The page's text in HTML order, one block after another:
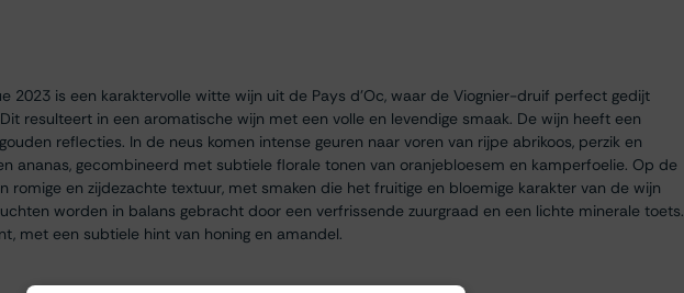
2023 is een karaktervolle witte wijn uit de Pays d'Oc, waar de Viognier-druif perfect gedijt
resulteert in een aromatische wijn met een volle en levendige smaak. De wijn heeft een
reflecties. In de neus komen intense geuren naar voren van rijpe abrikoos, perzik en
ananas, gecombineerd met subtiele florale tonen van oranjebloesem en kamperfoelie. Op de
romige en zijdezachte textuur, met smaken die het fruitige en bloemige karakter van de wijn
worden in balans gebracht door een verfrissende zuurgraad en een lichte minerale toets.
met een subtiele hint van honing en amandel.